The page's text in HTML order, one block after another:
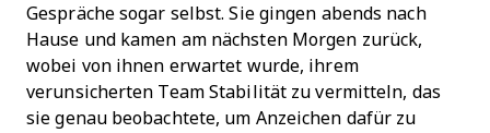
Gespräche sogar selbst. Sie gingen abends nach
Hause und kamen am nächsten Morgen zurück,
wobei von ihnen erwartet wurde, ihrem
verunsicherten Team Stabilität zu vermitteln, das
sie genau beobachtete, um Anzeichen dafür zu